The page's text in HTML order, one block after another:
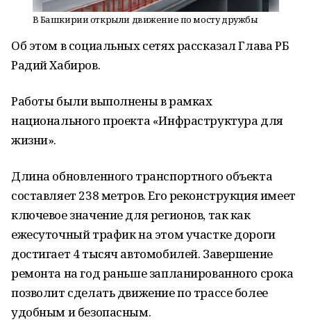
В Башкирии открыли движение по мосту дружбы
Об этом в социальных сетях рассказал Глава РБ
Радий Хабиров.
Работы были выполнены в рамках
национального проекта «Инфраструктура для
жизни».
Длина обновленного транспортного объекта
составляет 238 метров. Его реконструкция имеет
ключевое значение для регионов, так как
ежесуточный трафик на этом участке дороги
достигает 4 тысяч автомобилей. Завершение
ремонта на год раньше запланированного срока
позволит сделать движение по трассе более
удобным и безопасным.